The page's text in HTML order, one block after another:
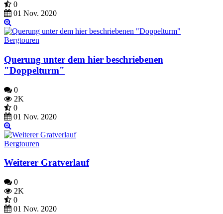
0
01 Nov. 2020
Bergtouren
Querung unter dem hier beschriebenen
"Doppelturm"
0
2K
0
01 Nov. 2020
Bergtouren
Weiterer Gratverlauf
0
2K
0
01 Nov. 2020